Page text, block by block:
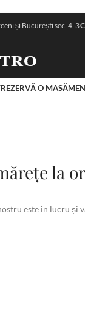
și București sec. 4, 3
REZERVĂ O MASĂ
la
este în lucru și